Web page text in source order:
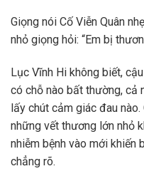
Giọng nói Cố Viễn Quân
nhỏ giọng hỏi: “Em bị
Lục Vĩnh Hi không biết,
có chỗ nào bất thường, cả
lấy chút cảm giác đau
những vết thương lớn nhỏ
nhiễm bệnh vào mới khiến
chẳng rõ.